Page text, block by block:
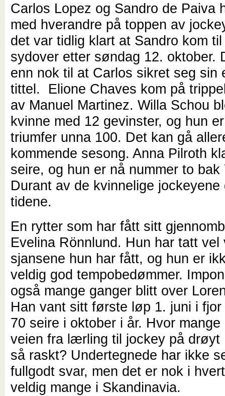
Carlos Lopez og Sandro de Paiva
med hverandre på toppen av
det var tidlig klart at Sandro kom
sydover etter søndag 12. oktober.
enn nok til at Carlos sikret seg sin
tittel. Elione Chaves kom på
av Manuel Martinez. Willa Schou
kvinne med 12 gevinster, og hun
triumfer unna 100. Det kan gå
kommende sesong. Anna Pilroth
seire, og hun er nå nummer to bak
Durant av de kvinnelige jockeyene
tidene.
En rytter som har fått sitt
Evelina Rönnlund. Hun har tatt vel
sjansene hun har fått, og hun er
veldig god tempobedømmer.
også mange ganger blitt over
Han vant sitt første løp 1. juni i fjor
70 seire i oktober i år. Hvor
veien fra lærling til jockey på drøyt
så raskt? Undertegnede har ikke
fullgodt svar, men det er nok i
veldig mange i Skandinavia.